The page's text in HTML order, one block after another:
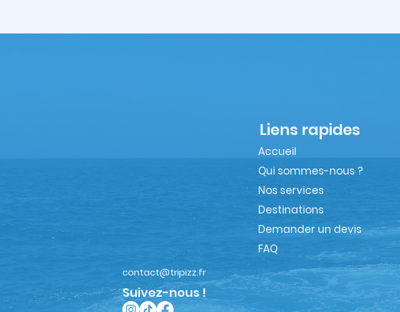
Accueil
Qui sommes-nous ?
Nos services
Destinations
Demander un devis
FAQ
Liens rapides
contact@tripizz.fr
Suivez-nous !